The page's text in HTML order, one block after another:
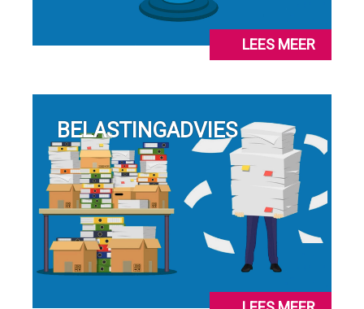
LEES MEER
BELASTINGADVIES